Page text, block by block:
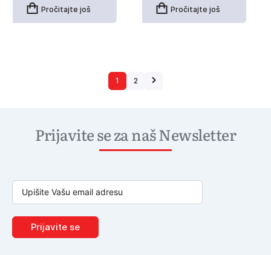
Pročitajte još Pročitajte još
1 2
Prijavite se za naš Newsletter
Prijavite se